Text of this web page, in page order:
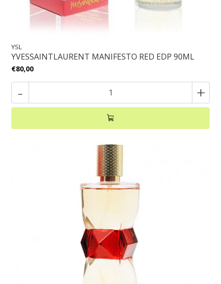
YSL
YVESSAINTLAURENT MANIFESTO RED EDP 90ML
€80,00
- +